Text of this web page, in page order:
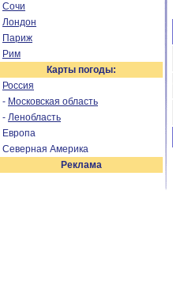
Сочи
Лондон
Париж
Рим
Карты погоды:
Россия
- Московская область
- Ленобласть
Европа
Северная Америка
Реклама